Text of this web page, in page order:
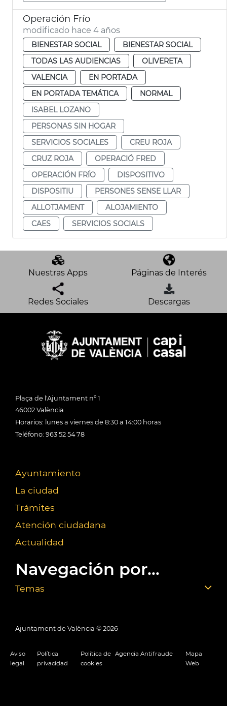
Operación Frío
modificado hace 4 años
BIENESTAR SOCIAL
BIENESTAR SOCIAL
TODAS LAS AUDIENCIAS
OLIVERETA
VALENCIA
EN PORTADA
EN PORTADA TEMÁTICA
NORMAL
ISABEL LOZANO
PERSONAS SIN HOGAR
SERVICIOS SOCIALES
CREU ROJA
CRUZ ROJA
OPERACIÓ FRED
OPERACIÓN FRÍO
DISPOSITIVO
DISPOSITIU
PERSONES SENSE LLAR
ALLOTJAMENT
ALOJAMIENTO
CAES
SERVICIOS SOCIALS
Nuestras Apps Páginas de Interés
Redes Sociales Descargas
Plaça de l'Ajuntament nº 1
46002 València
Horarios: lunes a viernes de 8:30 a 14:00 horas
Teléfono: 963 52 54 78
Ayuntamiento
La ciudad
Trámites
Atención ciudadana
Actualidad
Navegación por...
Temas
Ajuntament de València © 2026
Aviso
legal
Política
privacidad
Política de
cookies
Agencia Antifraude
Mapa
Web